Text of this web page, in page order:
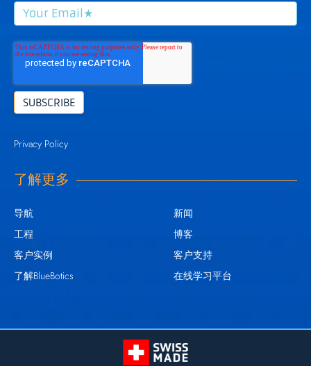
Privacy Policy
了解更多
导航
工程
客户实例
了解BlueBotics
新闻
博客
客户支持
在线学习平台